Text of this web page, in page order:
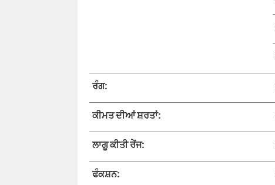
ਰੰਗ:
ਕੀਮਤ ਦੀਆਂ ਸ਼ਰਤਾਂ:
ਲਾਗੂ ਕੀਤੀ ਰੇਂਜ:
ਫੰਕਸ਼ਨ: